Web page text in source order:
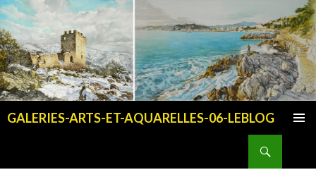
GALERIES-ARTS-ET-AQUARELLES-06-LEBLOG